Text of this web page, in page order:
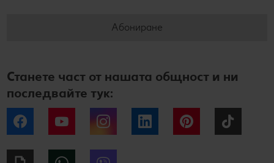
Абониране
Станете част от нашата общност и ни
последвайте тук:
Facebook YouTube Instagram LinkedIn Pinterest